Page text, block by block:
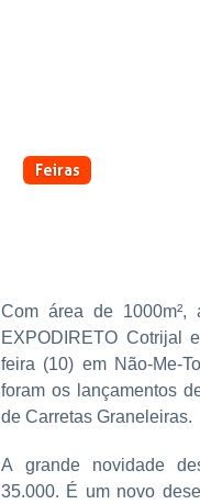
Feiras
Com área de 1000m²,
EXPODIRETO Cotrijal
feira (10) em Não-Me-
foram os lançamentos
de Carretas Graneleiras.
A grande novidade
35.000. É um novo